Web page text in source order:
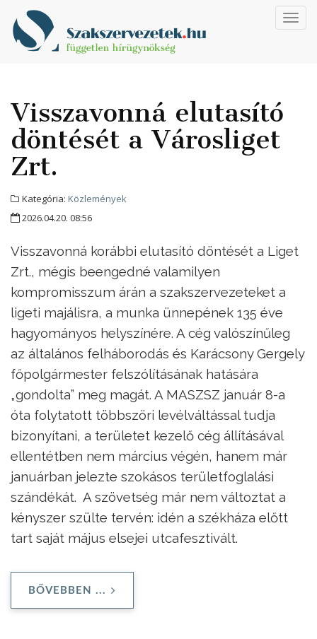
Visszavonná elutasító
döntését a Városliget
Zrt.
Kategória: Közlemények
2026.04.20. 08:56
Visszavonná korábbi elutasító döntését a Liget
Zrt., mégis beengedné valamilyen
kompromisszum árán a szakszervezeteket a
ligeti majálisra, a munka ünnepének 135 éve
hagyományos helyszínére. A cég valószínűleg
az általános felháborodás és Karácsony Gergely
főpolgármester felszólításának hatására
„gondolta” meg magát. A MASZSZ január 8-a
óta folytatott többszöri levélváltással tudja
bizonyítani, a területet kezelő cég állításával
ellentétben nem március végén, hanem már
januárban jelezte szokásos területfoglalási
szándékát. A szövetség már nem változtat a
kényszer szülte tervén: idén a székháza előtt
tart saját május elsejei utcafesztivált.
BŐVEBBEN ...